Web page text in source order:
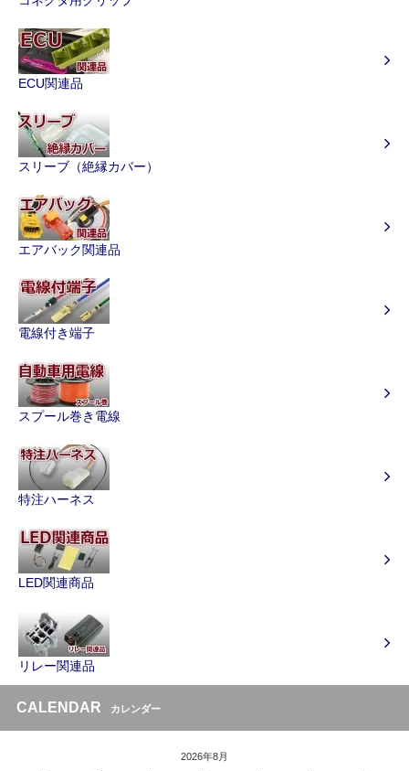
ECU関連品
スリーブ（絶縁カバー）
エアバック関連品
電線付き端子
スプール巻き電線
特注ハーネス
LED関連商品
リレー関連品
CALENDAR カレンダー
2026年8月